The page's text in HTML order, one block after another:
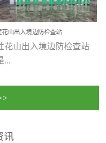
人人都爱护她、珍惜她、
她将越来越枝繁叶茂，终
将会成为一棵参天大树！
优吸环保截止2020年拥有
全国600家网点分支机构。
南沙区·香港科技大学(广
)校区 工程案...
花山出入境边防检查站
内除甲醛空气治理项目
花山出入境边防检查站
...
家通过设在对外开放口
及各出入境边防检查
讯